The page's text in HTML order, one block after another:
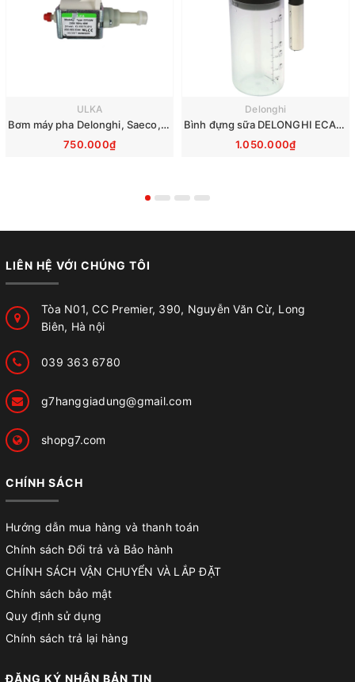
ULKA
Bơm máy pha Delonghi, Saeco, Philips, Krups, Miele - Ulka EP5GW 48W 230V
750.000₫
Delonghi
Bình đựng sữa DELONGHI ECAM290 EVO 7313268961
1.050.000₫
LIÊN HỆ VỚI CHÚNG TÔI
Tòa N01, CC Premier, 390, Nguyễn Văn Cừ, Long
Biên, Hà nội
039 363 6780
g7hanggiadung@gmail.com
shopg7.com
CHÍNH SÁCH
Hướng dẫn mua hàng và thanh toán
Chính sách Đổi trả và Bảo hành
CHÍNH SÁCH VẬN CHUYỂN VÀ LẮP ĐẶT
Chính sách bảo mật
Quy định sử dụng
Chính sách trả lại hàng
ĐĂNG KÝ NHẬN BẢN TIN